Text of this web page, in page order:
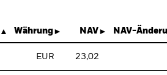
Währung NAV NAV-
EUR 23,02